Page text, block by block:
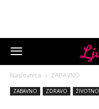
Naslovnica ZABAVNO
ZABAVNO ZDRAVO ŽIVOTNO